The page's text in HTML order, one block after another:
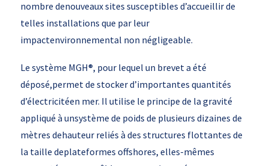
nombre denouveaux sites susceptibles d’accueillir de
telles installations que par leur
impactenvironnemental non négligeable.
Le système MGH®, pour lequel un brevet a été
déposé,permet de stocker d’importantes quantités
d’électricitéen mer. Il utilise le principe de la gravité
appliqué à unsystème de poids de plusieurs dizaines de
mètres dehauteur reliés à des structures flottantes de
la taille deplateformes offshores, elles-mêmes